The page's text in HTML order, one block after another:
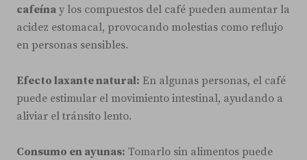
cafeína y los compuestos del café pueden aumentar la
acidez estomacal, provocando molestias como reflujo
en personas sensibles.
Efecto laxante natural: En algunas personas, el café
puede estimular el movimiento intestinal, ayudando a
aliviar el tránsito lento.
Consumo en ayunas: Tomarlo sin alimentos puede